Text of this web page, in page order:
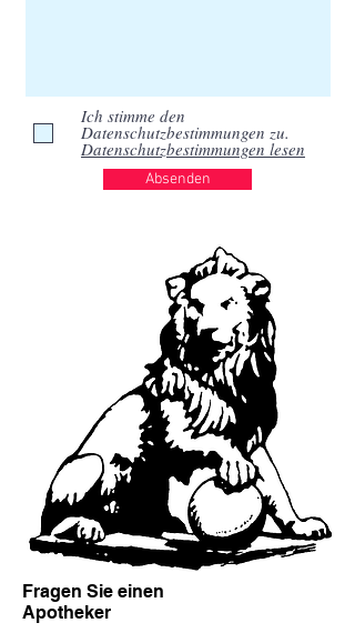
Ich stimme den
Datenschutzbestimmungen zu.
Datenschutzbestimmungen lesen
Absenden
Fragen Sie einen
Apotheker